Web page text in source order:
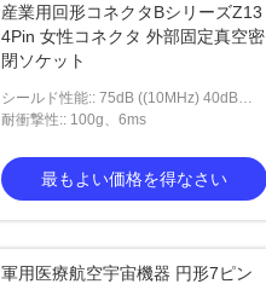
産業用回形コネクタBシリーズZ13
4Pin 女性コネクタ 外部固定真空密
閉ソケット
シールド性能:: 75dB ((10MHz) 40dB
((1GHz)
耐衝撃性:: 100g、6ms
最もよい価格を得なさい
軍用医療航空宇宙機器 円形7ピン